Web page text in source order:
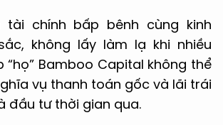
tài chính bấp bênh cùng kinh
không lấy làm lạ khi nhiều
“họ” Bamboo Capital không thể
vụ thanh toán gốc và lãi trái
đầu tư thời gian qua.